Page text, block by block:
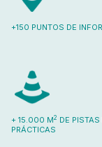
+150 PUNTOS DE
+ 15.000 M2 DE PISTAS
PRÁCTICAS